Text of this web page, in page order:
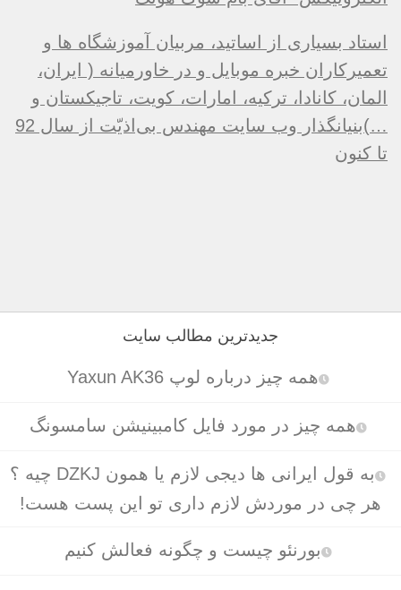
استاد بسیاری از اساتید، مربیان آموزشگاه ها و
تعمیرکاران خبره موبایل و در خاورمیانه ( ایران،
المان، کانادا، ترکیه، امارات، کویت، تاجیکستان و
…)بنیانگذار وب سایت مهندس بی‌اذیّت از سال 92
تا کنون
جدیدترین مطالب سایت
همه چیز درباره لوپ Yaxun AK36
همه چیز در مورد فایل کامبینیشن سامسونگ
به قول ایرانی ها دیجی لازم یا همون DZKJ چیه ؟
هر چی در موردش لازم داری تو این پست هست!
بورنئو چیست و چگونه فعالش کنیم